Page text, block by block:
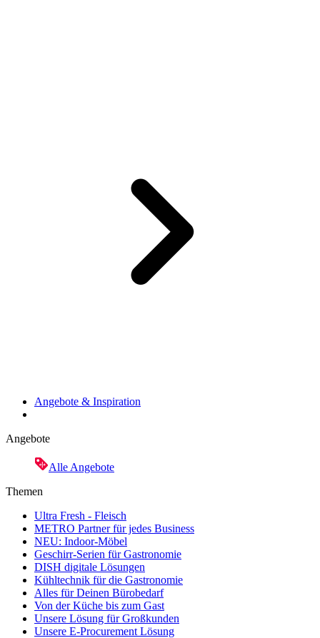
Angebote & Inspiration
Angebote
Alle Angebote
Themen
Ultra Fresh - Fleisch
METRO Partner für jedes Business
NEU: Indoor-Möbel
Geschirr-Serien für Gastronomie
DISH digitale Lösungen
Kühltechnik für die Gastronomie
Alles für Deinen Bürobedarf
Von der Küche bis zum Gast
Unsere Lösung für Großkunden
Unsere E-Procurement Lösung